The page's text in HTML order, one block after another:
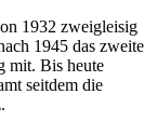
1932 zweigleisig
1945 das zweite
mit. Bis heute
seitdem die